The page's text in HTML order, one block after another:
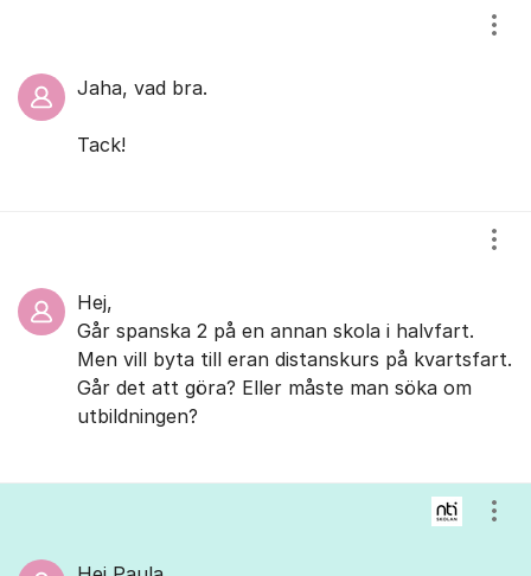
Jaha, vad bra.
Tack!
Hej,
Går spanska 2 på en annan skola i halvfart.
Men vill byta till eran distanskurs på kvartsfart.
Går det att göra? Eller måste man söka om
utbildningen?